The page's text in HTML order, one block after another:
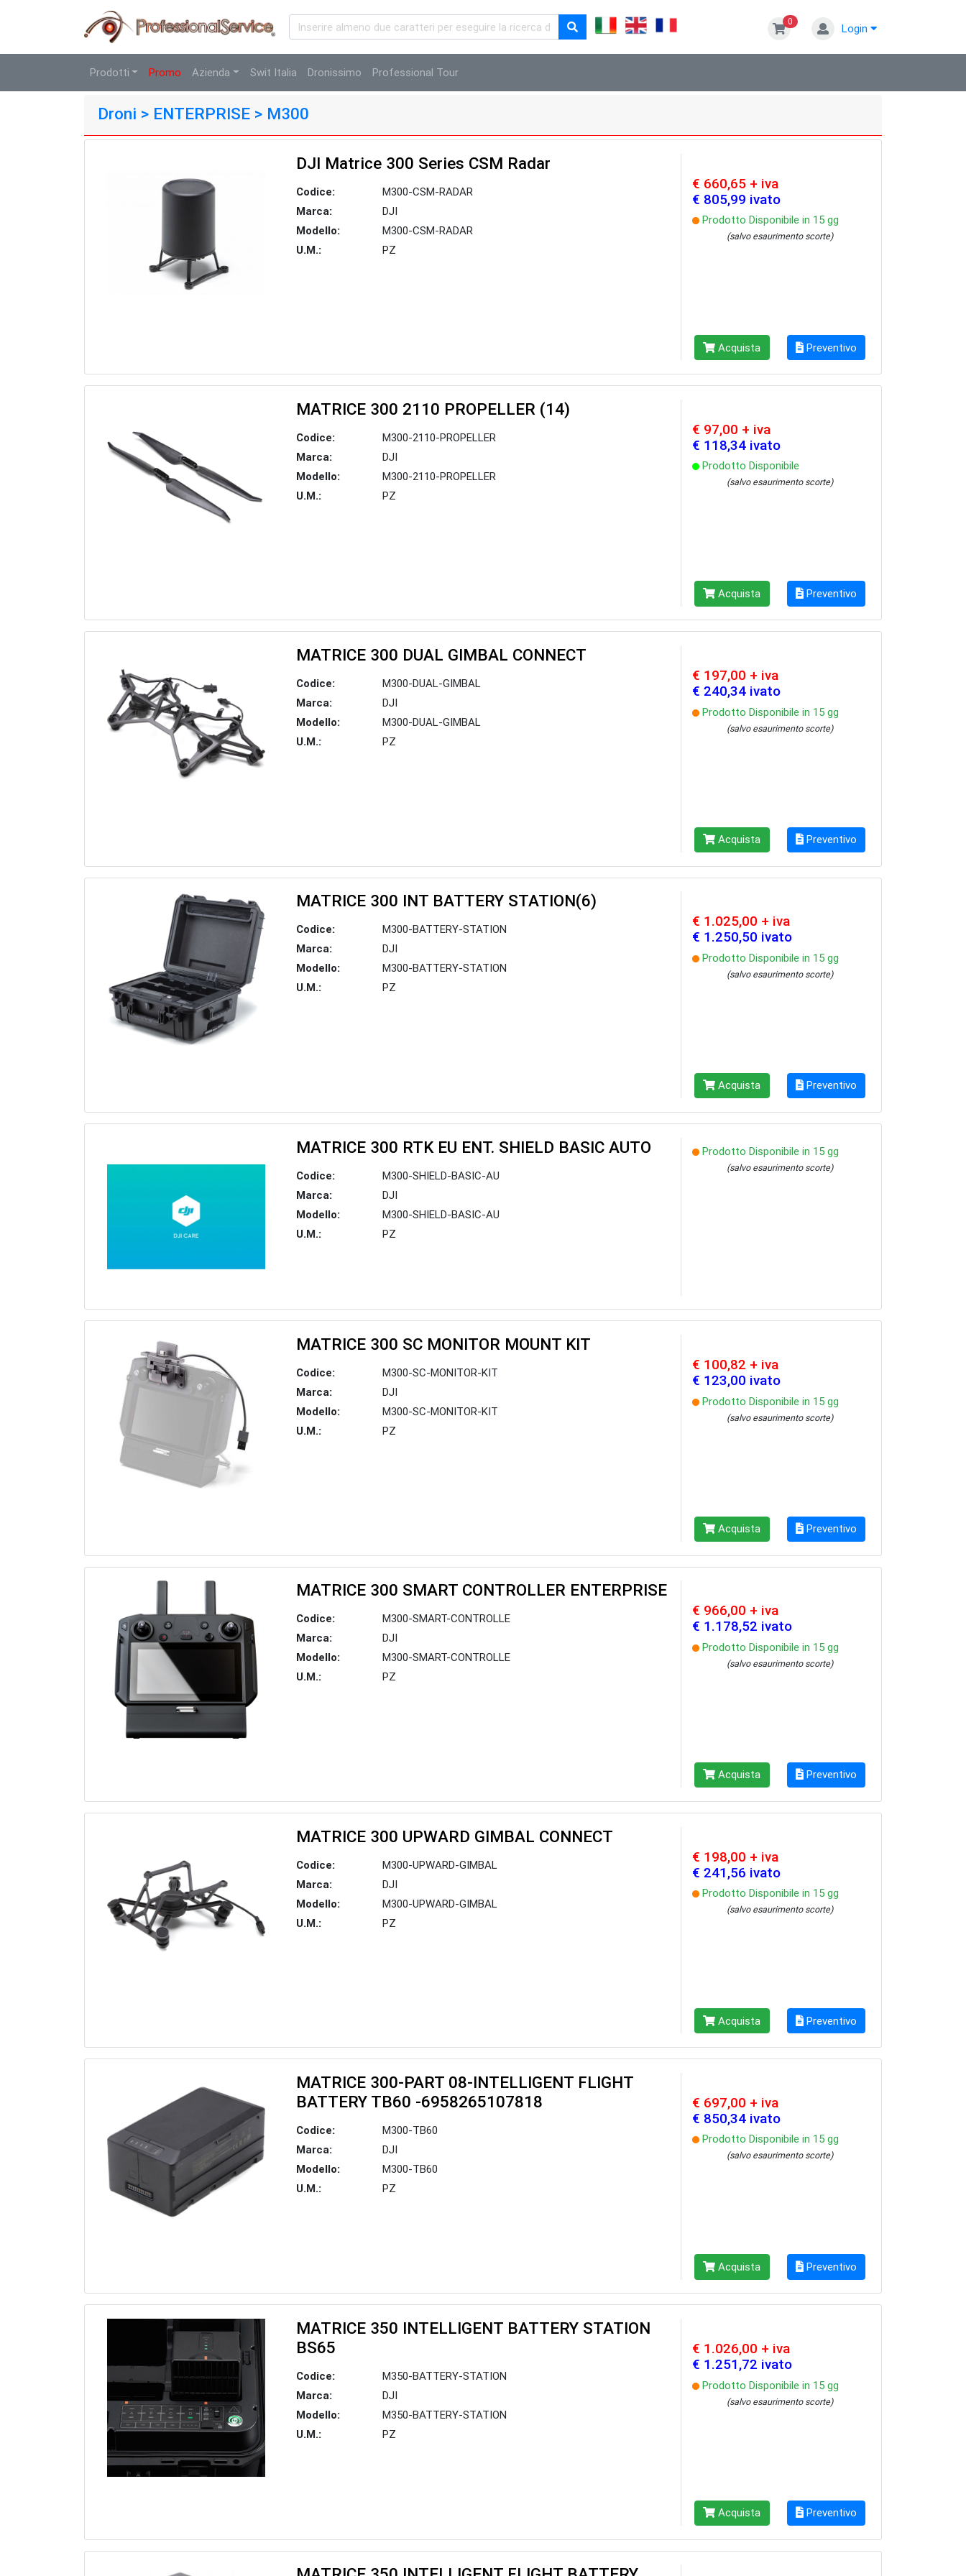
0
Login
Prodotti Promo Azienda Swit Italia Dronissimo Professional Tour
Droni > ENTERPRISE > M300
DJI Matrice 300 Series CSM Radar
Codice:
M300-CSM-RADAR
Marca:
DJI
Modello:
M300-CSM-RADAR
U.M.:
PZ
€ 660,65 + iva
€ 805,99 ivato
Prodotto Disponibile in 15 gg
(salvo esaurimento scorte)
Acquista Preventivo
MATRICE 300 2110 PROPELLER (14)
Codice:
M300-2110-PROPELLER
Marca:
DJI
Modello:
M300-2110-PROPELLER
U.M.:
PZ
€ 97,00 + iva
€ 118,34 ivato
Prodotto Disponibile
(salvo esaurimento scorte)
Acquista Preventivo
MATRICE 300 DUAL GIMBAL CONNECT
Codice:
M300-DUAL-GIMBAL
Marca:
DJI
Modello:
M300-DUAL-GIMBAL
U.M.:
PZ
€ 197,00 + iva
€ 240,34 ivato
Prodotto Disponibile in 15 gg
(salvo esaurimento scorte)
Acquista Preventivo
MATRICE 300 INT BATTERY STATION(6)
Codice:
M300-BATTERY-STATION
Marca:
DJI
Modello:
M300-BATTERY-STATION
U.M.:
PZ
€ 1.025,00 + iva
€ 1.250,50 ivato
Prodotto Disponibile in 15 gg
(salvo esaurimento scorte)
Acquista Preventivo
MATRICE 300 RTK EU ENT. SHIELD BASIC AUTO
Codice:
M300-SHIELD-BASIC-AU
Marca:
DJI
Modello:
M300-SHIELD-BASIC-AU
U.M.:
PZ
Prodotto Disponibile in 15 gg
(salvo esaurimento scorte)
MATRICE 300 SC MONITOR MOUNT KIT
Codice:
M300-SC-MONITOR-KIT
Marca:
DJI
Modello:
M300-SC-MONITOR-KIT
U.M.:
PZ
€ 100,82 + iva
€ 123,00 ivato
Prodotto Disponibile in 15 gg
(salvo esaurimento scorte)
Acquista Preventivo
MATRICE 300 SMART CONTROLLER ENTERPRISE
Codice:
M300-SMART-CONTROLLE
Marca:
DJI
Modello:
M300-SMART-CONTROLLE
U.M.:
PZ
€ 966,00 + iva
€ 1.178,52 ivato
Prodotto Disponibile in 15 gg
(salvo esaurimento scorte)
Acquista Preventivo
MATRICE 300 UPWARD GIMBAL CONNECT
Codice:
M300-UPWARD-GIMBAL
Marca:
DJI
Modello:
M300-UPWARD-GIMBAL
U.M.:
PZ
€ 198,00 + iva
€ 241,56 ivato
Prodotto Disponibile in 15 gg
(salvo esaurimento scorte)
Acquista Preventivo
MATRICE 300-PART 08-INTELLIGENT FLIGHT
BATTERY TB60 -6958265107818
Codice:
M300-TB60
Marca:
DJI
Modello:
M300-TB60
U.M.:
PZ
€ 697,00 + iva
€ 850,34 ivato
Prodotto Disponibile in 15 gg
(salvo esaurimento scorte)
Acquista Preventivo
MATRICE 350 INTELLIGENT BATTERY STATION
BS65
Codice:
M350-BATTERY-STATION
Marca:
DJI
Modello:
M350-BATTERY-STATION
U.M.:
PZ
€ 1.026,00 + iva
€ 1.251,72 ivato
Prodotto Disponibile in 15 gg
(salvo esaurimento scorte)
Acquista Preventivo